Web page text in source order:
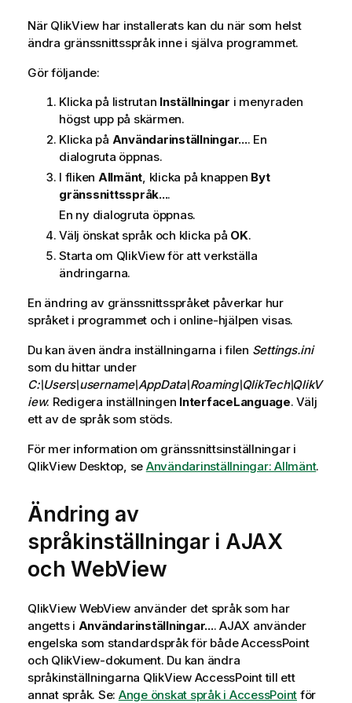
När QlikView har installerats kan du när som helst
ändra gränssnittsspråk inne i själva programmet.
Gör följande:
Klicka på listrutan Inställningar i menyraden
högst upp på skärmen.
Klicka på Användarinställningar.... En
dialogruta öppnas.
I fliken Allmänt , klicka på knappen Byt
gränssnittsspråk....
En ny dialogruta öppnas.
Välj önskat språk och klicka på OK.
Starta om QlikViewför att verkställa
ändringarna.
En ändring av gränssnittsspråket påverkar hur
språket i programmet och i online-hjälpen visas.
Du kan även ändra inställningarna i filen Settings.ini
som du hittar under
C:\Users\username\AppData\Roaming\QlikTech\QlikV
iew. Redigera inställningen InterfaceLanguage. Välj
ett av de språk som stöds.
För mer information om gränssnittsinställningar i
QlikView Desktop , se Användarinställningar: Allmänt.
Ändring av
språkinställningar i AJAX
och WebView
QlikView WebView använder det språk som har
angetts i Användarinställningar.... AJAX använder
engelska som standardspråk för både AccessPoint
och QlikView-dokument. Du kan ändra
språkinställningarna QlikViewAccessPoint till ett
annat språk. Se: Ange önskat språk i AccessPoint för